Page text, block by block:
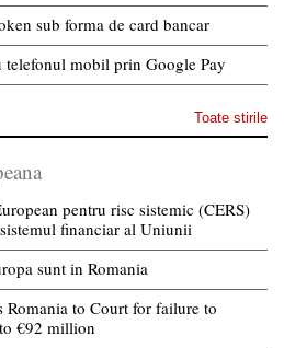
sub forma de card bancar
mobil prin Google Pay
Toate stirile
pentru risc sistemic (CERS)
financiar al Uniunii
sunt in Romania
Romania to Court for failure to
€92 million